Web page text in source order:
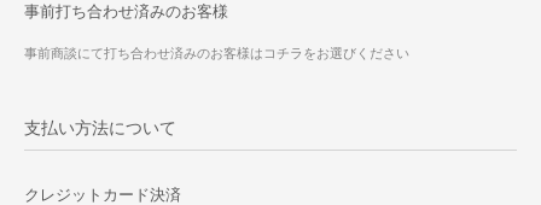
事前打ち合わせ済みのお客様
事前商談にて打ち合わせ済みのお客様はコチラをお選びください
支払い方法について
クレジットカード決済